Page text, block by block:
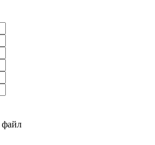
файл